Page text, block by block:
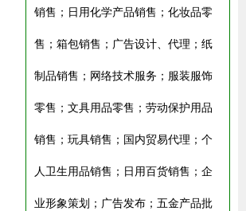
销售；日用化学产品销售；化妆品零
售；箱包销售；广告设计、代理；纸
制品销售；网络技术服务；服装服饰
零售；文具用品零售；劳动保护用品
销售；玩具销售；国内贸易代理；个
人卫生用品销售；日用百货销售；企
业形象策划；广告发布；五金产品批